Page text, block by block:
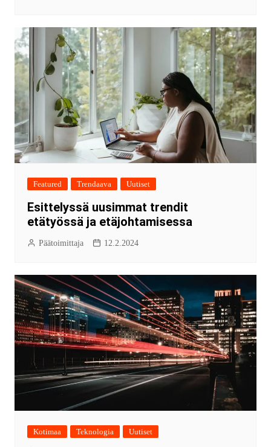
Featured Trendaava Uutiset
Esittelyssä uusimmat trendit
etätyössä ja etäjohtamisessa
Päätoimittaja 12.2.2024
Kotimaa Teknologia Uutiset